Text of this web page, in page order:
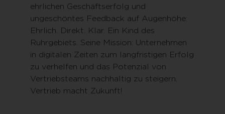
ehrlichen Geschäftserfolg und
ungeschöntes Feedback auf Augenhöhe:
Ehrlich. Direkt. Klar. Ein Kind des
Ruhrgebiets. Seine Mission: Unternehmen
in digitalen Zeiten zum langfristigen Erfolg
zu verhelfen und das Potenzial von
Vertriebsteams nachhaltig zu steigern.
Vertrieb macht Zukunft!